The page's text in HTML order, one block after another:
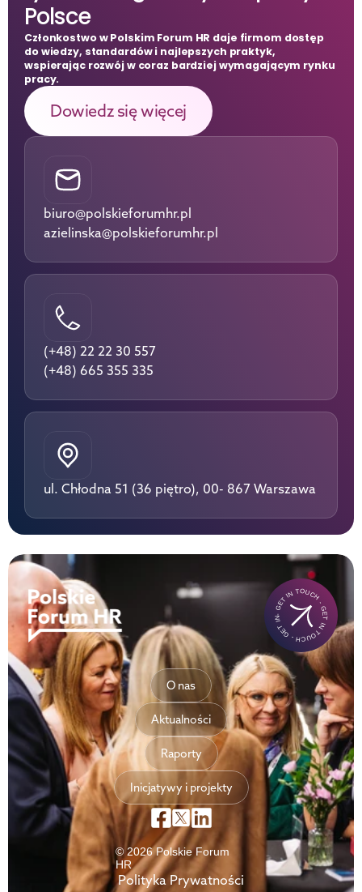
Polsce
Członkostwo w Polskim Forum HR daje firmom dostęp
do wiedzy, standardów i najlepszych praktyk,
wspierając rozwój w coraz bardziej wymagającym rynku
pracy.
Dowiedz się więcej
biuro@polskieforumhr.pl
azielinska@polskieforumhr.pl
(+48) 22 22 30 557
(+48) 665 355 335
ul. Chłodna 51 (36 piętro), 00- 867 Warszawa
- GET IN TOUCH - GET IN TOUCH - GET IN TOUCH-
O nas
Aktualności
Raporty
Inicjatywy i projekty
© 2026 Polskie Forum
HR
Polityka Prywatności